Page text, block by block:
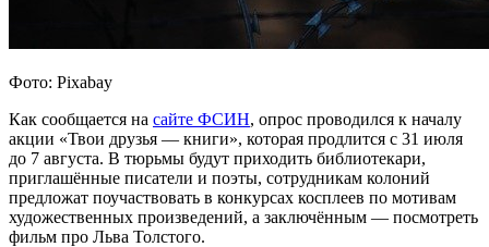
Фото: Pixabay
Как сообщается на сайте ФСИН, опрос проводился к началу
акции «Твои друзья — книги», которая продлится с 31 июля
до 7 августа. В тюрьмы будут приходить библиотекари,
приглашённые писатели и поэты, сотрудникам колоний
предложат поучаствовать в конкурсах косплеев по мотивам
художественных произведений, а заключённым — посмотреть
фильм про Льва Толстого.